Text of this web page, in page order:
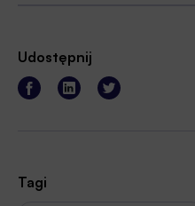
Udostępnij
Tagi